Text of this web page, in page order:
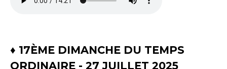
♦ 17ÈME DIMANCHE DU TEMPS
ORDINAIRE - 27 JUILLET 2025